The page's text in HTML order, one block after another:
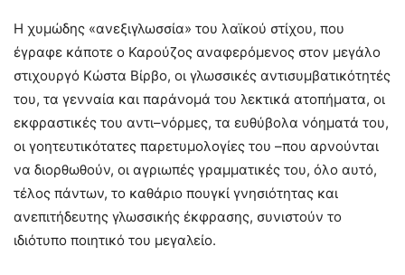
Η χυμώδης «ανεξιγλωσσία» του λαϊκού στίχου, που
έγραφε κάποτε ο Καρούζος αναφερόμενος στον μεγάλο
στιχουργό Κώστα Βίρβο, οι γλωσσικές αντισυμβατικότητές
του, τα γενναία και παράνομά του λεκτικά ατοπήματα, οι
εκφραστικές του αντι–νόρμες, τα ευθύβολα νόηματά του,
οι γοητευτικότατες παρετυμολογίες του –που αρνούνται
να διορθωθούν, οι αγριωπές γραμματικές του, όλο αυτό,
τέλος πάντων, το καθάριο πουγκί γνησιότητας και
ανεπιτήδευτης γλωσσικής έκφρασης, συνιστούν το
ιδιότυπο ποιητικό του μεγαλείο.